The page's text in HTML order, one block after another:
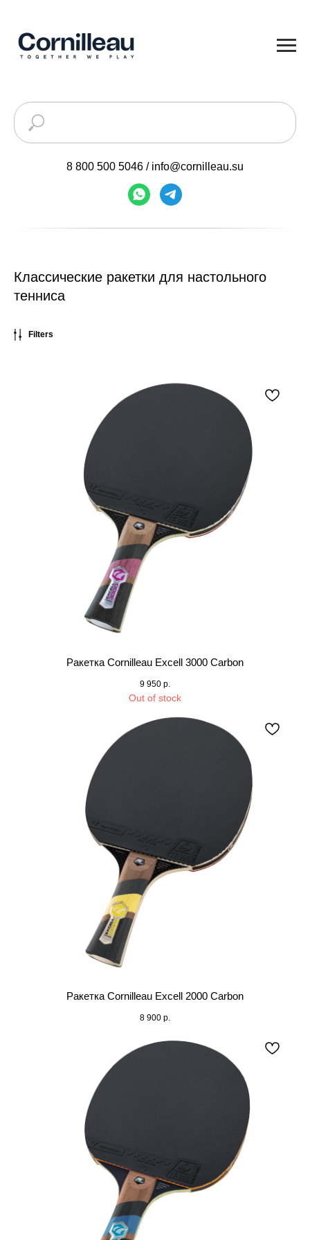
8 800 500 5046 / info@cornilleau.su
Классические ракетки для настольного
тенниса
Filters
Ракетка Cornilleau Excell 3000 Carbon
9 950 р.
Out of stock
Ракетка Cornilleau Excell 2000 Carbon
8 900 р.